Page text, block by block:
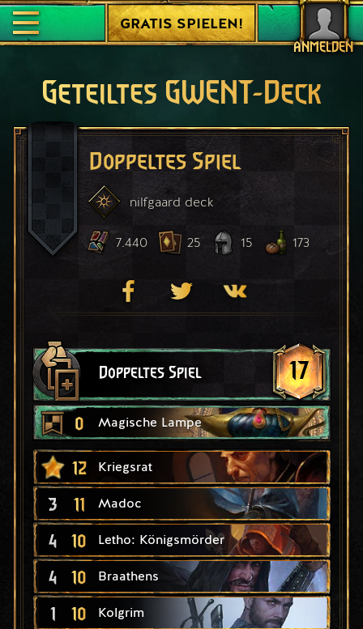
ANMELDEN
GRATIS SPIELEN!
Geteiltes GWENT-Deck
Doppeltes Spiel
nilfgaard deck
7.440 25 15 173
Doppeltes Spiel 17
0 Magische Lampe
12 Kriegsrat
3 11 Madoc
4 10 Letho: Königsmörder
4 10 Braathens
1 10 Kolgrim